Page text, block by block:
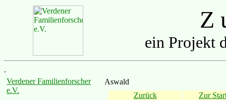
Z
ein Projekt
.
Verdener Familienforscher
e.V.
Aswald
Zurück
Zur